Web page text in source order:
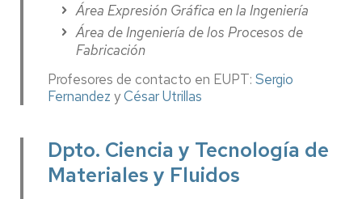
Área Expresión Gráfica en la Ingeniería
Área de Ingeniería de los Procesos de
Fabricación
Profesores de contacto en EUPT: Sergio
Fernandez yCésar Utrillas
Dpto. Ciencia y Tecnología de
Materiales y Fluidos